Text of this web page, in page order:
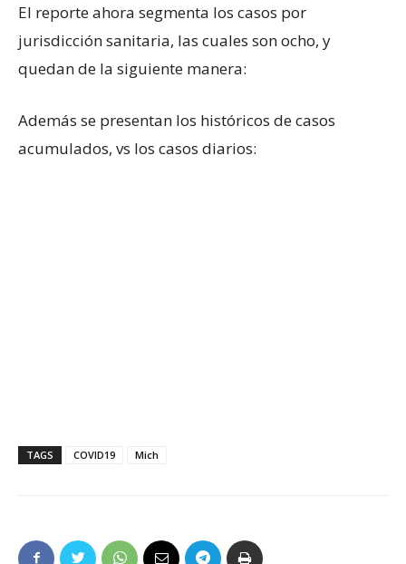
El reporte ahora segmenta los casos por
jurisdicción sanitaria, las cuales son ocho, y
quedan de la siguiente manera:
Además se presentan los históricos de casos
acumulados, vs los casos diarios:
TAGS COVID19 Mich